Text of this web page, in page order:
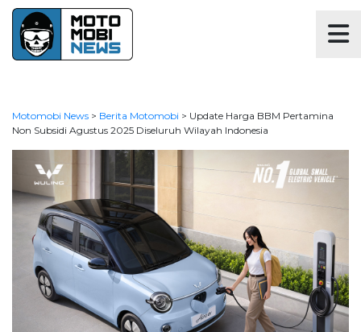
Motomobi News > Berita Motomobi > Update Harga BBM Pertamina
Non Subsidi Agustus 2025 Diseluruh Wilayah Indonesia